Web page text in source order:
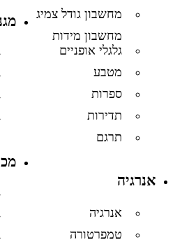
מחשבון גודל צמיג
מחשבון מידות
גלגלי אופניים
מטבע
ספרות
תדירות
תרגם
אנרגיה
אנרגיה
טמפרטורה